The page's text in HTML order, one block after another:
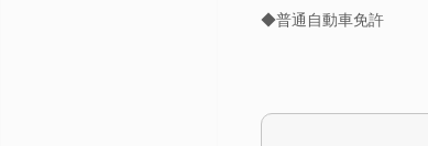
◆普通自動車免許